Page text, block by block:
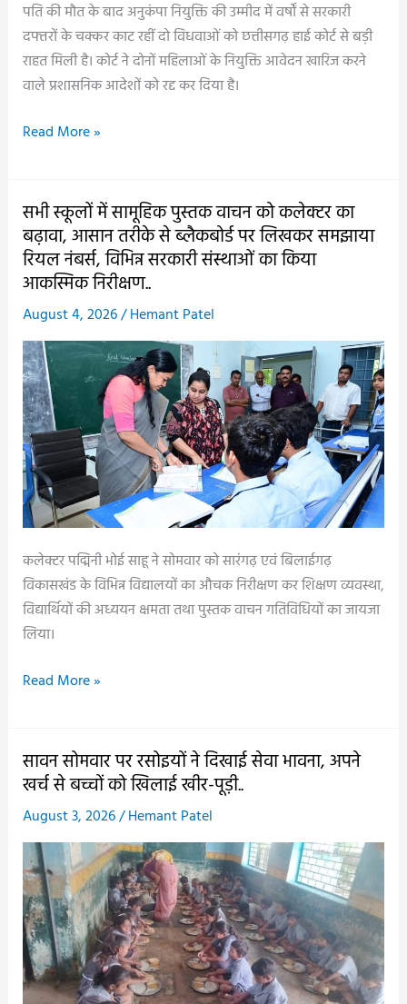
पति की मौत के बाद अनुकंपा नियुक्ति की उम्मीद में वर्षों से सरकारी
दफ्तरों के चक्कर काट रहीं दो विधवाओं को छत्तीसगढ़ हाई कोर्ट से बड़ी
राहत मिली है। कोर्ट ने दोनों महिलाओं के नियुक्ति आवेदन खारिज करने
वाले प्रशासनिक आदेशों को रद्द कर दिया है।
अनुकंपा
छत्तीसगढ़
हाईकोर्ट
का
बड़ा
फैसला,
दिवंगत
शिक्षाकर्मियों
की
विधवाओं
को
नियुक्ति
देने
का
आदेश..
Read More »
सभी स्कूलों में सामूहिक पुस्तक वाचन को कलेक्टर का
बढ़ावा, आसान तरीके से ब्लैकबोर्ड पर लिखकर समझाया
रियल नंबर्स, विभिन्न सरकारी संस्थाओं का किया
आकस्मिक निरीक्षण..
August 4, 2026/Hemant Patel
कलेक्टर पद्मिनी भोई साहू ने सोमवार को सारंगढ़ एवं बिलाईगढ़
विकासखंड के विभिन्न विद्यालयों का औचक निरीक्षण कर शिक्षण व्यवस्था,
विद्यार्थियों की अध्ययन क्षमता तथा पुस्तक वाचन गतिविधियों का जायजा
लिया।
सभी
सामूहिक
पुस्तक
को
कलेक्टर
का
बढ़ावा,
आसान
तरीके
से
Read More »
सावन सोमवार पर रसोइयों ने दिखाई सेवा भावना, अपने
खर्च से बच्चों को खिलाई खीर-पूड़ी..
August 3, 2026/Hemant Patel